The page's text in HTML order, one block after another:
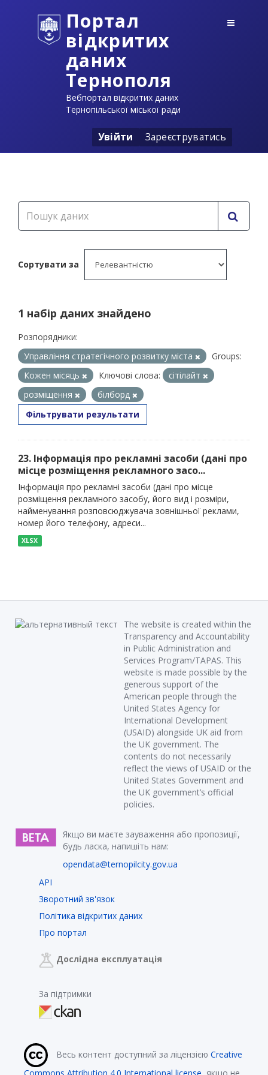
Портал
відкритих
даних
Тернополя
Вебпортал відкритих даних
Тернопільської міської ради
Увійти Зареєструватись
Сортувати за
1 набір даних знайдено
Розпорядники:
Управління стратегічного розвитку міста
Groups:
Кожен місяць
Ключові слова:
сітілайт
розміщення
білборд
Фільтрувати результати
23. Інформація про рекламні засоби (дані про
місце розміщення рекламного засо...
Інформація про рекламні засоби (дані про місце
розміщення рекламного засобу, його вид і розміри,
найменування розповсюджувача зовнішньої реклами,
номер його телефону, адреси...
XLSX
The website is created within the
Transparency and Accountability
in Public Administration and
Services Program/TAPAS. This
website is made possible by the
generous support of the
American people through the
United States Agency for
International Development
(USAID) alongside UK aid from
the UK government. The
contents do not necessarily
reflect the views of USAID or the
United States Government and
the UK government’s official
policies.
Якщо ви маєте зауваження або пропозиції,
будь ласка, напишіть нам:
opendata@ternopilcity.gov.ua
API
Зворотний зв'язок
Політика відкритих даних
Про портал
Дослідна експлуатація
За підтримки
Весь контент доступний за ліцензією Creative